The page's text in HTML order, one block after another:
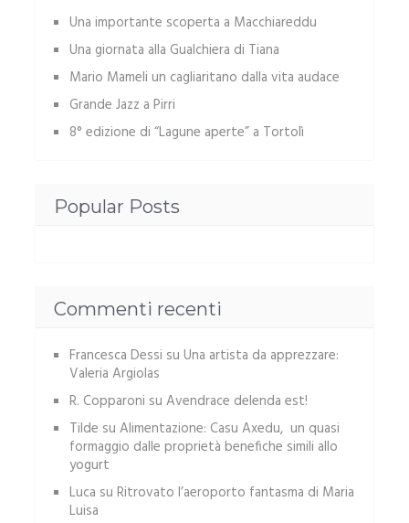
Una importante scoperta a Macchiareddu
Una giornata alla Gualchiera di Tiana
Mario Mameli un cagliaritano dalla vita audace
Grande Jazz a Pirri
8° edizione di “Lagune aperte” a Tortolì
Popular Posts
Commenti recenti
Francesca Dessi su Una artista da apprezzare:
Valeria Argiolas
R. Copparoni su Avendrace delenda est!
Tilde su Alimentazione: Casu Axedu, un quasi
formaggio dalle proprietà benefiche simili allo
yogurt
Luca su Ritrovato l’aeroporto fantasma di Maria
Luisa